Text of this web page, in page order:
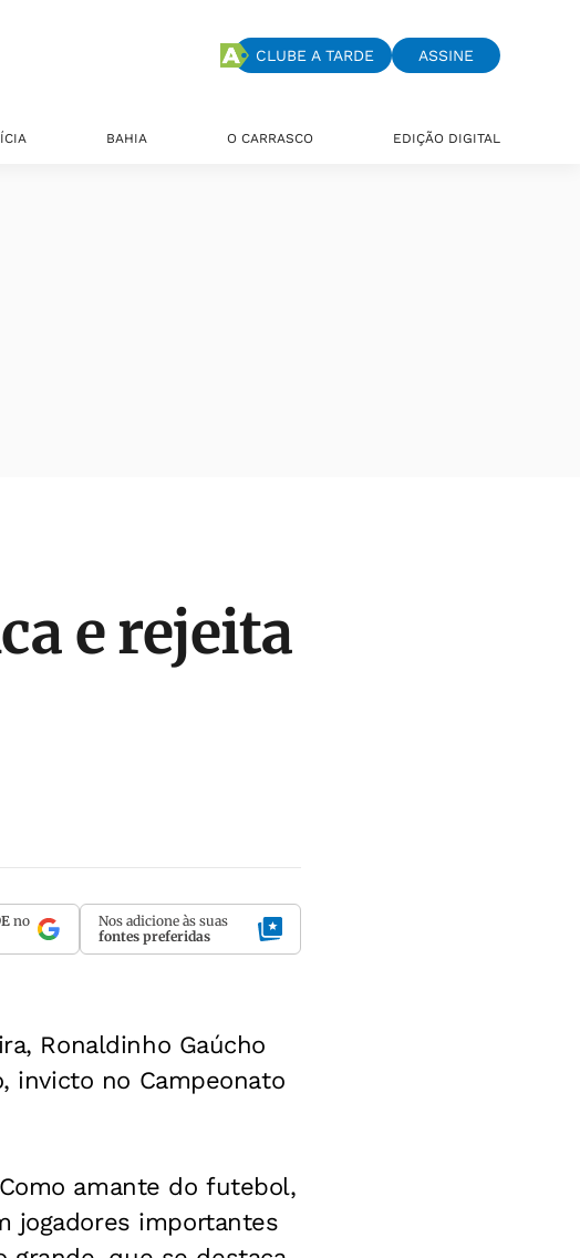
CLUBE A TARDE ASSINE
BAHIA O CARRASCO EDIÇÃO DIGITAL
e rejeita
no
Nos adicione às suas
fontes preferidas
Ronaldinho Gaúcho
invicto no Campeonato
amante do futebol,
jogadores importantes